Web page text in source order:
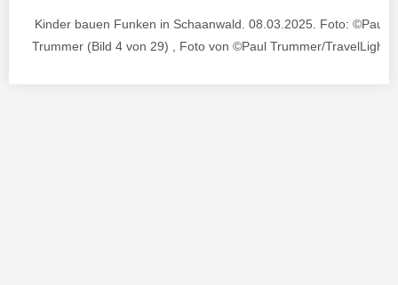
Kinder bauen Funken in Schaanwald. 08.03.2025. Foto: ©Paul
Trummer (Bild 4 von 29) , Foto von ©Paul Trummer/